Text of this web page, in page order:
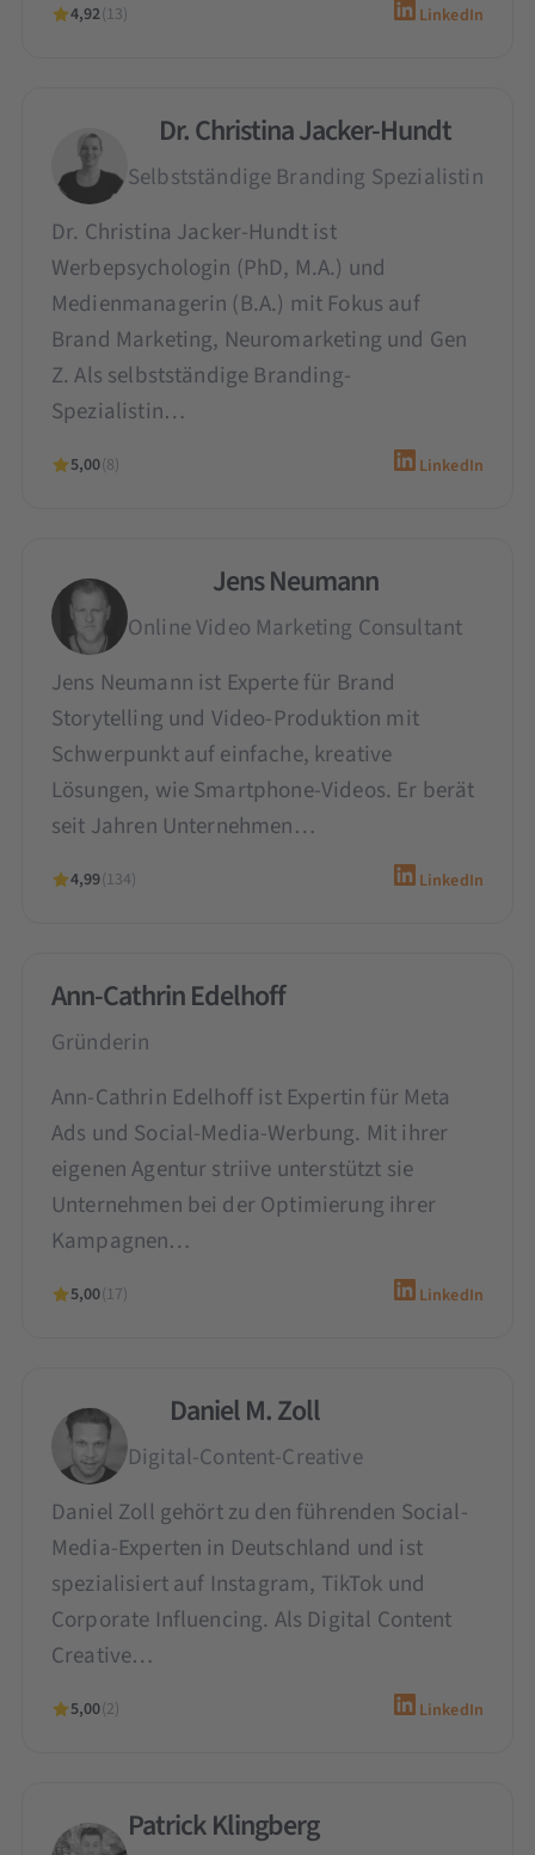
4,92(13) LinkedIn
Dr. Christina Jacker-Hundt
Selbstständige Branding Spezialistin
Dr. Christina Jacker-Hundt ist
Werbepsychologin (PhD, M.A.) und
Medienmanagerin (B.A.) mit Fokus auf
Brand Marketing, Neuromarketing und Gen
Z. Als selbstständige Branding-
Spezialistin…
5,00(8) LinkedIn
Jens Neumann
Online Video Marketing Consultant
Jens Neumann ist Experte für Brand
Storytelling und Video-Produktion mit
Schwerpunkt auf einfache, kreative
Lösungen, wie Smartphone-Videos. Er berät
seit Jahren Unternehmen…
4,99(134) LinkedIn
Ann-Cathrin Edelhoff
Gründerin
Ann-Cathrin Edelhoff ist Expertin für Meta
Ads und Social-Media-Werbung. Mit ihrer
eigenen Agentur striive unterstützt sie
Unternehmen bei der Optimierung ihrer
Kampagnen…
5,00(17) LinkedIn
Daniel M. Zoll
Digital-Content-Creative
Daniel Zoll gehört zu den führenden Social-
Media-Experten in Deutschland und ist
spezialisiert auf Instagram, TikTok und
Corporate Influencing. Als Digital Content
Creative…
5,00(2) LinkedIn
Patrick Klingberg